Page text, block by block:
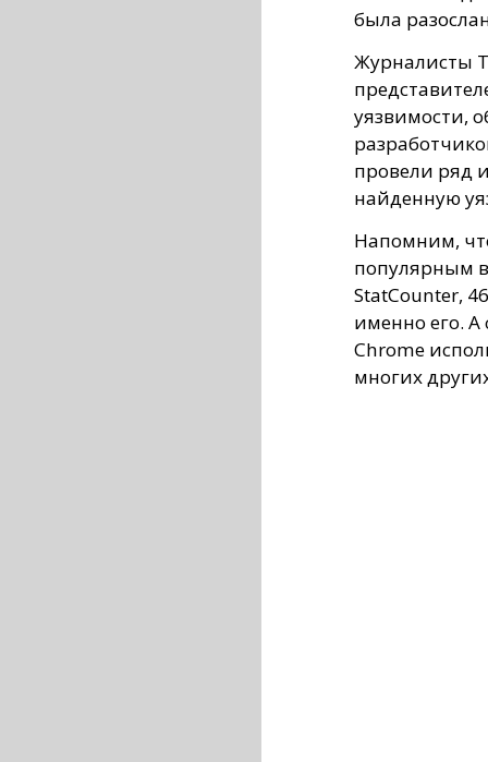
была
Журналисты
уязвимости,
провели ряд
найденную
Напомним,
популярным
StatCounter,
именно его.
Chrome
многих